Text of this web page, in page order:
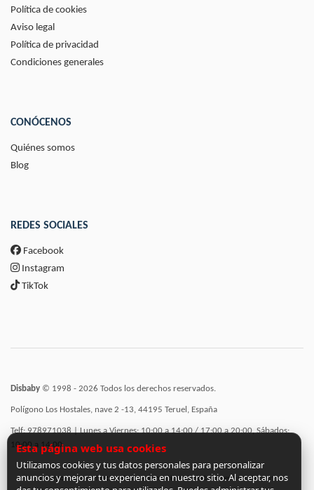
Política de cookies
Aviso legal
Política de privacidad
Condiciones generales
CONÓCENOS
Quiénes somos
Blog
REDES SOCIALES
Facebook
Instagram
TikTok
Disbaby © 1998 - 2026 Todos los derechos reservados.
Polígono Los Hostales, nave 2 -13, 44195 Teruel, España
Telf: 978971038 | Lunes a Viernes: 10:00 a 14:00 / 17:00 a 20:00, Sábados:
10:00 a 14:00
Incorporación de funcionalidades semánticas a la web subvencionadas por:
Esta página web usa cookies
Utilizamos cookies y tus datos personales para personalizar
anuncios y mejorar tu experiencia en nuestro sitio. Al aceptar, nos